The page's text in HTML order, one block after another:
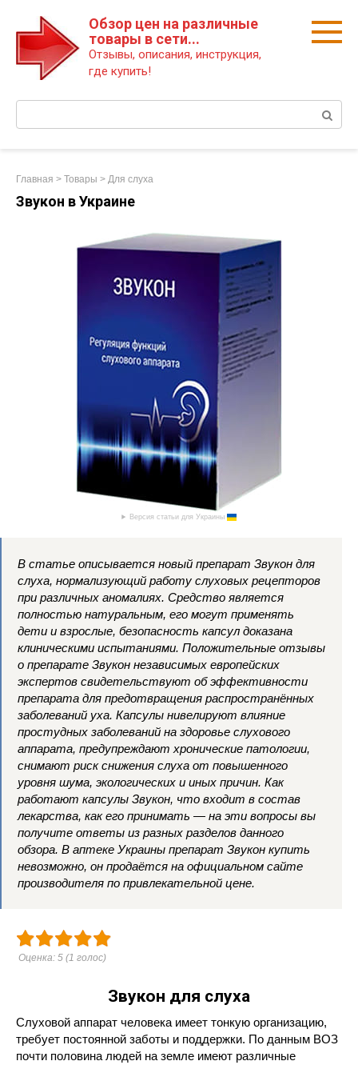
Обзор цен на различные
товары в сети...
Отзывы, описания, инструкция,
где купить!
Главная > Товары > Для слуха
Звукон в Украине
Версия статьи для Украины
В статье описывается новый препарат Звукон для
слуха, нормализующий работу слуховых рецепторов
при различных аномалиях. Средство является
полностью натуральным, его могут применять
дети и взрослые, безопасность капсул доказана
клиническими испытаниями. Положительные отзывы
о препарате Звукон независимых европейских
экспертов свидетельствуют об эффективности
препарата для предотвращения распространённых
заболеваний уха. Капсулы нивелируют влияние
простудных заболеваний на здоровье слухового
аппарата, предупреждают хронические патологии,
снимают риск снижения слуха от повышенного
уровня шума, экологических и иных причин. Как
работают капсулы Звукон, что входит в состав
лекарства, как его принимать — на эти вопросы вы
получите ответы из разных разделов данного
обзора. В аптеке Украины препарат Звукон купить
невозможно, он продаётся на официальном сайте
производителя по привлекательной цене.
Оценка: 5 (1 голос)
Звукон для слуха
Слуховой аппарат человека имеет тонкую организацию,
требует постоянной заботы и поддержки. По данным ВОЗ
почти половина людей на земле имеют различные